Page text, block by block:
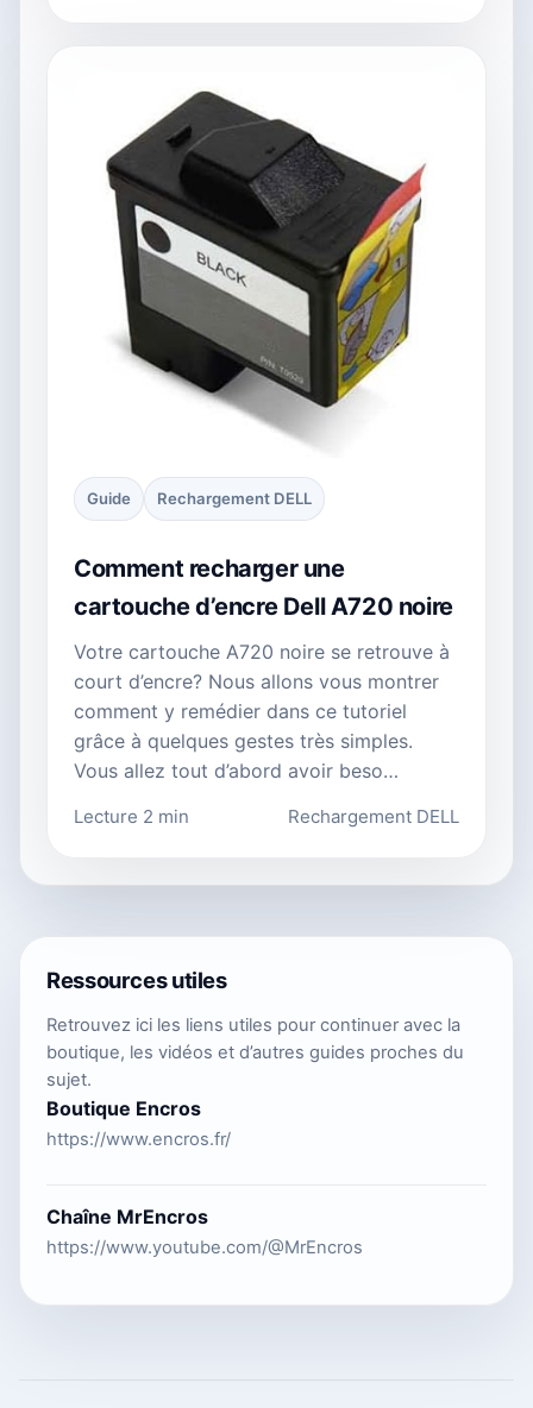
Guide Rechargement DELL
Comment recharger une
cartouche d’encre Dell A720 noire
Votre cartouche A720 noire se retrouve à
court d’encre? Nous allons vous montrer
comment y remédier dans ce tutoriel
grâce à quelques gestes très simples.
Vous allez tout d’abord avoir beso…
Lecture 2 min Rechargement DELL
Ressources utiles
Retrouvez ici les liens utiles pour continuer avec la
boutique, les vidéos et d’autres guides proches du
sujet.
Boutique Encros
https://www.encros.fr/
Chaîne MrEncros
https://www.youtube.com/@MrEncros